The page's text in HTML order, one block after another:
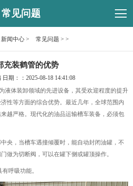
常见问题
新闻中心 > 常见问题 > >
充装鹤管的优势
期：：2025-08-18 14:41:08
体装卸领域的先进设备，其受欢迎程度的提升
性等方面的综合优势。最近几年，全球范围内
越严格。现代化的油品运输槽车装备，必须包
，当槽车遇撞倾覆时，能自动封闭油罐，不
做为切断阀，可以在罐下侧或罐顶操作。
呼吸功能。